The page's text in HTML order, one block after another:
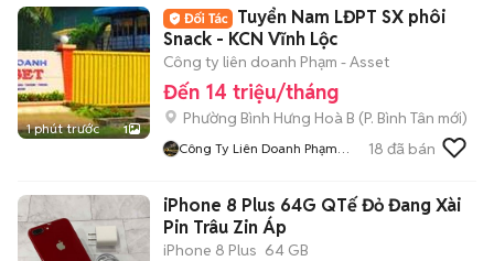
1 phút trước 1
Tuyển Nam LĐPT SX phôi
Snack - KCN Vĩnh Lộc
Công ty liên doanh Phạm - Asset
Đến 14 triệu/tháng
Phường Bình Hưng Hoà B (P. Bình Tân mới)
Công Ty Liên Doanh Phạm
18 đã bán
iPhone 8 Plus 64G QTế Đỏ Đang Xài
Pin Trâu Zin Áp
iPhone 8 Plus 64 GB